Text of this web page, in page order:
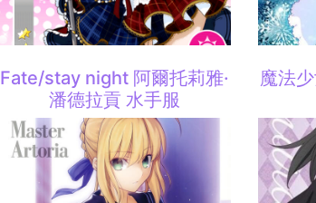
Fate/stay night 阿爾托莉雅·
潘德拉貢 水手服
魔法